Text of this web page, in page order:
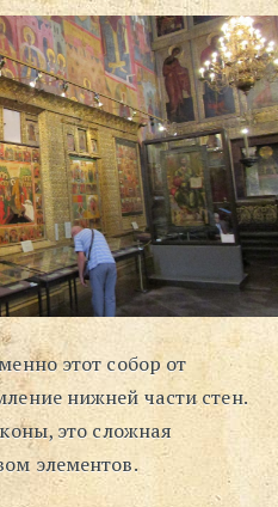
этот собор от
нижней части стен.
это сложная
элементов.